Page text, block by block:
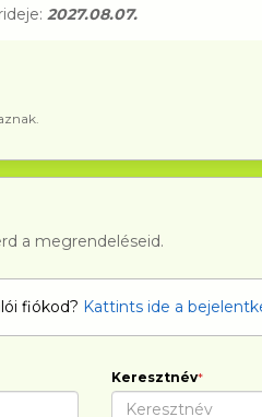
2027.08.07.
a megrendeléseid.
fiókod? Kattints ide a
Keresztnév*